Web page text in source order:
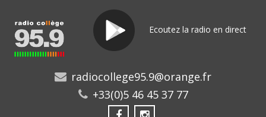
Ecoutez la radio en direct
radiocollege95.9@orange.fr
+33(0)5 46 45 37 77